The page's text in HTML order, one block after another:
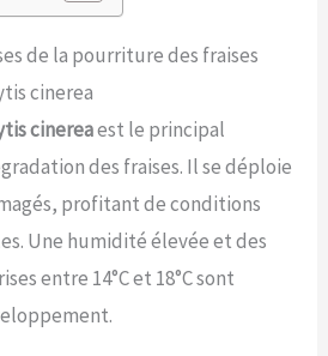
de la pourriture des fraises
cinerea
cinereaest le principal
des fraises. Il se déploie
profitant de conditions
Une humidité élevée et des
entre 14°C et 18°C sont